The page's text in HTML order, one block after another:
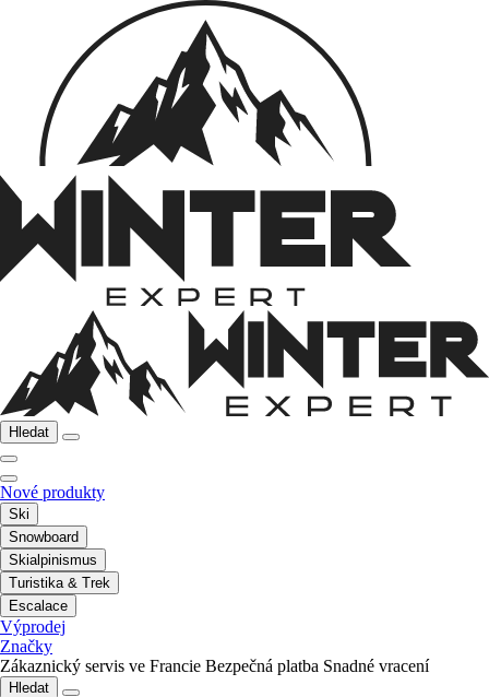
Hledat
Nové produkty
Ski
Snowboard
Skialpinismus
Turistika & Trek
Escalace
Výprodej
Značky
Zákaznický servis ve Francie Bezpečná platba Snadné vracení
Hledat